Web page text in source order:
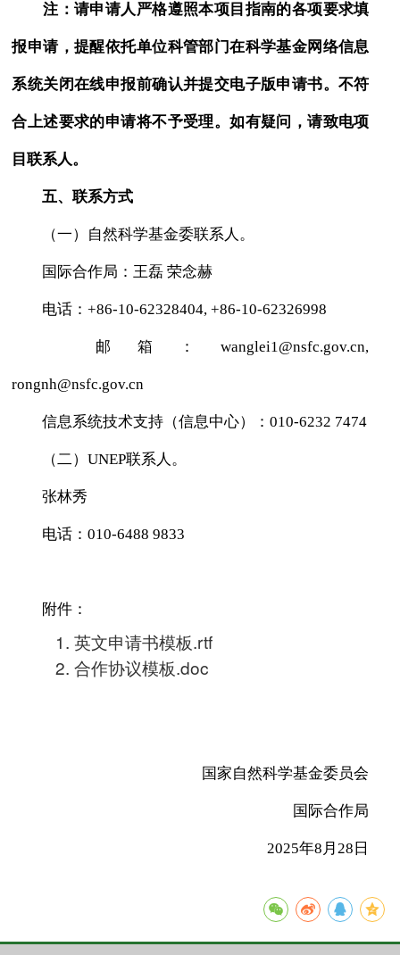
注：请申请人严格遵照本项目指南的各项要求填
报申请，提醒依托单位科管部门在科学基金网络信息
系统关闭在线申报前确认并提交电子版申请书。不符
合上述要求的申请将不予受理。如有疑问，请致电项
目联系人。
五、联系方式
（一）自然科学基金委联系人。
国际合作局：王磊 荣念赫
电话：+86-10-62328404, +86-10-62326998
邮箱：wanglei1@nsfc.gov.cn,
rongnh@nsfc.gov.cn
信息系统技术支持（信息中心）：010-6232 7474
（二）UNEP联系人。
张林秀
电话：010-6488 9833
附件：
1. 英文申请书模板.rtf
2. 合作协议模板.doc
国家自然科学基金委员会
国际合作局
2025年8月28日